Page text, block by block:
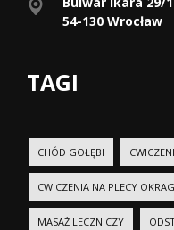
54-130 Wrocław
TAGI
CHÓD GOŁĘBI
CWICZENIA NA PLECY
MASAŻ LECZNICZY